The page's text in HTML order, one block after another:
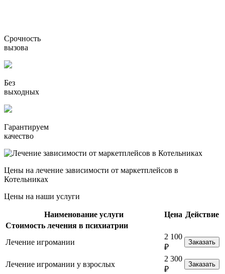
Срочность
вызова
Без
выходных
Гарантируем
качество
Цены на лечение зависимости от маркетплейсов в
Котельниках
Цены на наши услуги
Наименование услуги Цена Действие
Стоимость лечения в психиатрии
Лечение игромании
2 100
₽
Заказать
Лечение игромании у взрослых
2 300
₽
Заказать